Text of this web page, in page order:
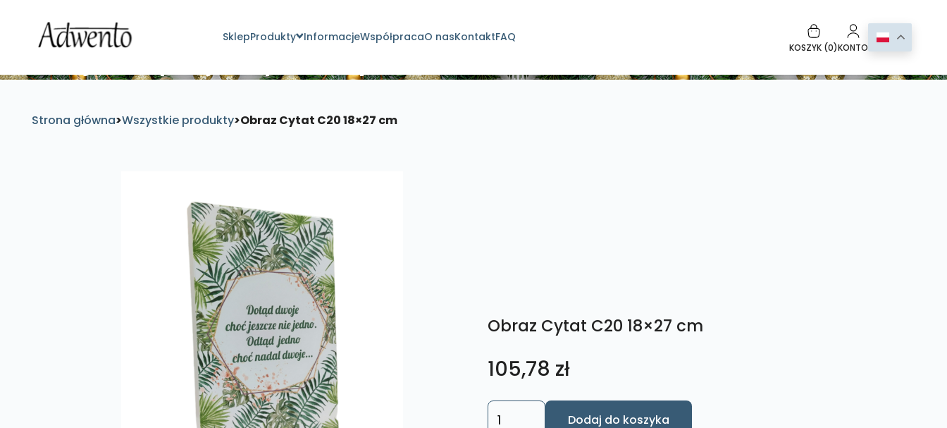
SklepProdukty InformacjeWspółpracaO nasKontaktFAQ
KOSZYK (0)KONTO
Strona główna>Wszystkie produkty>Obraz Cytat C20 18×27 cm
Obraz Cytat C20 18×27 cm
105,78 zł
ilość
Dodaj do koszyka